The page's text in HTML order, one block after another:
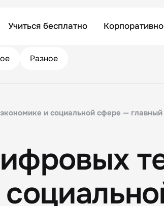
Учиться бесплатно
Разное
и социальной сфере — главный